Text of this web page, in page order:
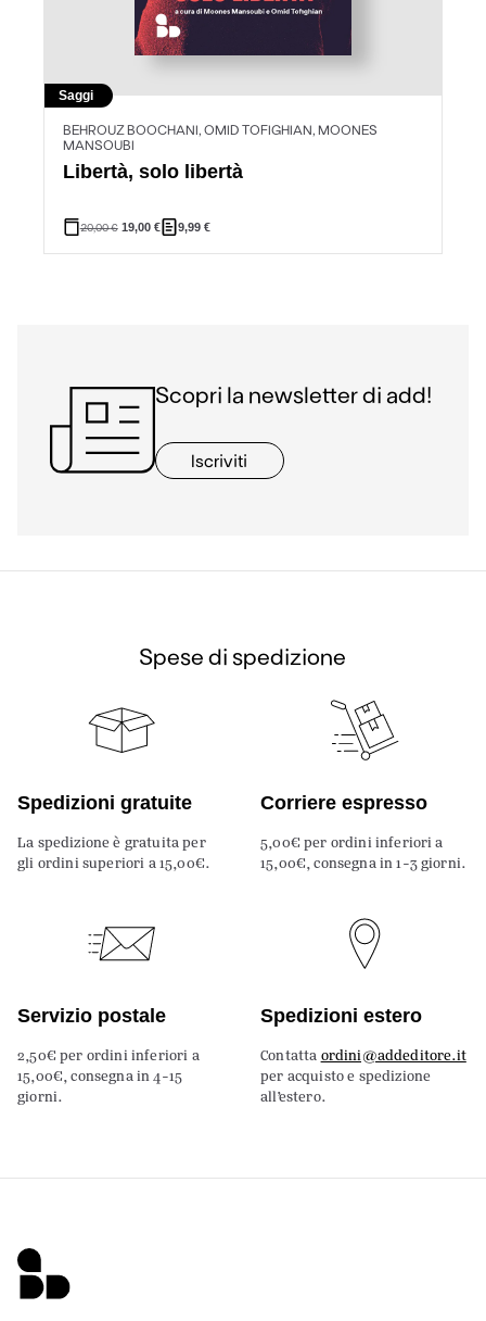
Saggi
BEHROUZ BOOCHANI, OMID TOFIGHIAN, MOONES
MANSOUBI
Libertà, solo libertà
20,00€ 19,00 € 9,99 €
Scopri la newsletter di add!
Iscriviti
Spese di spedizione
Spedizioni gratuite
La spedizione è gratuita per
gli ordini superiori a 15,00€.
Corriere espresso
5,00€ per ordini inferiori a
15,00€, consegna in 1-3 giorni.
Servizio postale
2,50€ per ordini inferiori a
15,00€, consegna in 4-15
giorni.
Spedizioni estero
Contatta ordini@addeditore.it
per acquisto e spedizione
all’estero.